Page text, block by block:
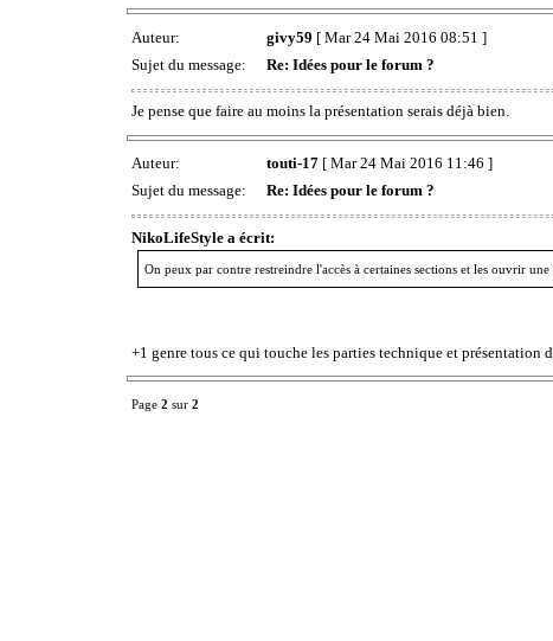
Auteur: givy59 [ Mar 24 Mai 2016 08:51 ]
Sujet du message:
Re: Idées pour le forum ?
Je pense que faire au moins la présentation serais déjà bien.
Auteur: touti-17 [ Mar 24 Mai 2016 11:46 ]
Sujet du message:
Re: Idées pour le forum ?
NikoLifeStyle a écrit:
On peux par contre restreindre l'accès à certaines sections et les ouvrir
+1 genre tous ce qui touche les parties technique et présentation
Page 2 sur 2